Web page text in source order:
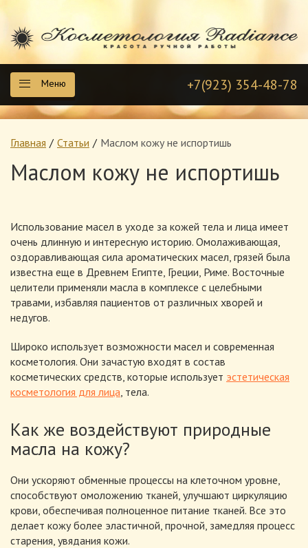
Меню +7(923) 354-48-78
Главная Статьи Маслом кожу не испортишь
Маслом кожу не испортишь
Использование масел в уходе за кожей тела и лица имеет
очень длинную и интересную историю. Омолаживающая,
оздоравливающая сила ароматических масел, грязей была
известна еще в Древнем Египте, Греции, Риме. Восточные
целители применяли масла в комплексе с целебными
травами, избавляя пациентов от различных хворей и
недугов.
Широко использует возможности масел и современная
косметология. Они зачастую входят в состав
косметических средств, которые использует эстетическая
косметология для лица , тела.
Как же воздействуют природные
масла на кожу?
Они ускоряют обменные процессы на клеточном уровне,
способствуют омоложению тканей, улучшают циркуляцию
крови, обеспечивая полноценное питание тканей. Все это
делает кожу более эластичной, прочной, замедляя процесс
старения, увядания кожи.